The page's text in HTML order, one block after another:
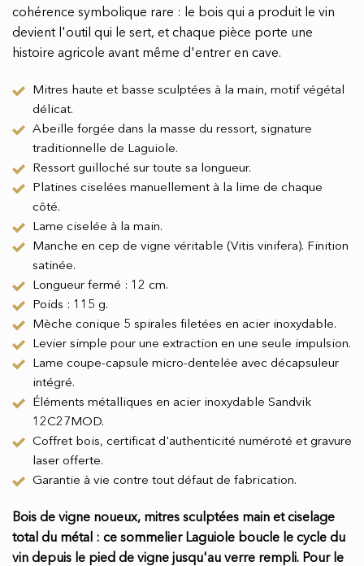
cohérence symbolique rare : le bois qui a produit le vin
devient l'outil qui le sert, et chaque pièce porte une
histoire agricole avant même d'entrer en cave.
Mitres haute et basse sculptées à la main, motif végétal
délicat.
Abeille forgée dans la masse du ressort, signature
traditionnelle de Laguiole.
Ressort guilloché sur toute sa longueur.
Platines ciselées manuellement à la lime de chaque
côté.
Lame ciselée à la main.
Manche en cep de vigne véritable (Vitis vinifera). Finition
satinée.
Longueur fermé : 12 cm.
Poids : 115 g.
Mèche conique 5 spirales filetées en acier inoxydable.
Levier simple pour une extraction en une seule impulsion.
Lame coupe-capsule micro-dentelée avec décapsuleur
intégré.
Éléments métalliques en acier inoxydable Sandvik
12C27MOD.
Coffret bois, certificat d'authenticité numéroté et gravure
laser offerte.
Garantie à vie contre tout défaut de fabrication.
Bois de vigne noueux, mitres sculptées main et ciselage
total du métal : ce sommelier Laguiole boucle le cycle du
vin depuis le pied de vigne jusqu'au verre rempli. Pour le